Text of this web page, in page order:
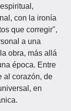
con la ironía
que corregir",
a una
obra, más allá
época. Entre
al corazón, de
en